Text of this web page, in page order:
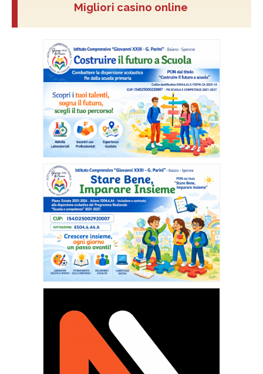
Migliori casino online